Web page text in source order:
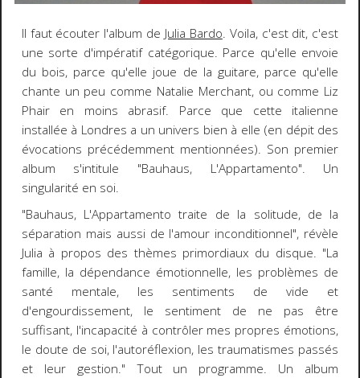
Il faut écouter l'album de Julia Bardo. Voila, c'est dit, c'est
une sorte d'impératif catégorique. Parce qu'elle envoie
du bois, parce qu'elle joue de la guitare, parce qu'elle
chante un peu comme Natalie Merchant, ou comme Liz
Phair en moins abrasif. Parce que cette italienne
installée à Londres a un univers bien à elle (en dépit des
évocations précédemment mentionnées). Son premier
album s'intitule "Bauhaus, L'Appartamento". Un
singularité en soi.
"Bauhaus, L'Appartamento traite de la solitude, de la
séparation mais aussi de l'amour inconditionnel", révèle
Julia à propos des thèmes primordiaux du disque. "La
famille, la dépendance émotionnelle, les problèmes de
santé mentale, les sentiments de vide et
d'engourdissement, le sentiment de ne pas être
suffisant, l'incapacité à contrôler mes propres émotions,
le doute de soi, l'autoréflexion, les traumatismes passés
et leur gestion." Tout un programme. Un album